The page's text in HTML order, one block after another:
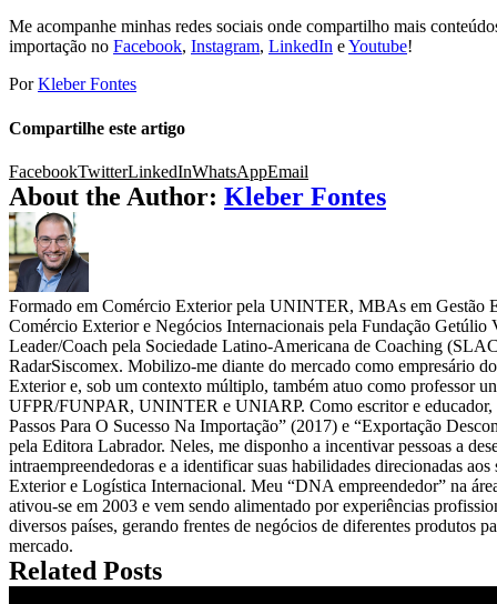
Me acompanhe minhas redes sociais onde compartilho mais
importação no Facebook, Instagram, LinkedIn eYoutube!
PorKleber Fontes
Compartilhe este artigo
FacebookTwitterLinkedInWhatsAppEmail
About the Author: Kleber Fontes
Formado em Comércio Exterior pela UNINTER, MBAs em Gestão
Comércio Exterior e Negócios Internacionais pela Fundação Getúlio
Leader/Coach pela Sociedade Latino-Americana de Coaching
RadarSiscomex. Mobilizo-me diante do mercado como empresário
Exterior e, sob um contexto múltiplo, também atuo como professor
UFPR/FUNPAR, UNINTER e UNIARP. Como escritor e educador,
Passos Para O Sucesso Na Importação” (2017) e “Exportação
pela Editora Labrador. Neles, me disponho a incentivar pessoas a
intraempreendedoras e a identificar suas habilidades direcionadas aos
Exterior e Logística Internacional. Meu “DNA empreendedor” na
ativou-se em 2003 e vem sendo alimentado por experiências
diversos países, gerando frentes de negócios de diferentes produtos
mercado.
Related Posts